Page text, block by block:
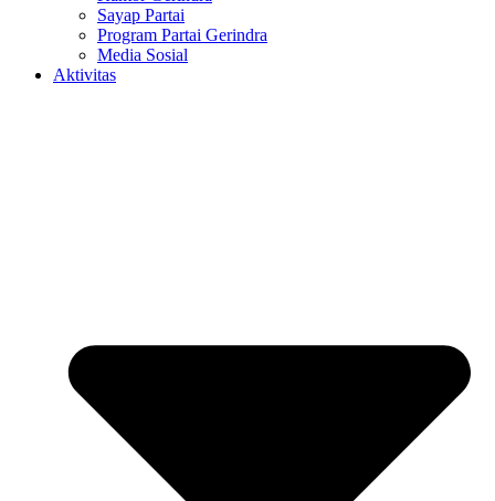
Sayap Partai
Program Partai Gerindra
Media Sosial
Aktivitas